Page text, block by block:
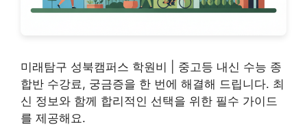
미래탐구 성북캠퍼스 학원비 | 중고등 내신 수능 종
합반 수강료, 궁금증을 한 번에 해결해 드립니다. 최
신 정보와 함께 합리적인 선택을 위한 필수 가이드
를 제공해요.